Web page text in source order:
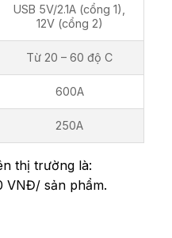
USB 5V/2.1A (cổng 1),
12V (cổng 2)
Từ 20 – 60 độ C
600A
250A
thị trường là:
VNĐ/ sản phẩm.